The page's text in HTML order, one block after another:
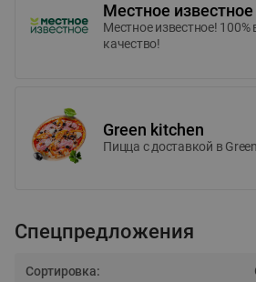
Местное известное
Местное известное! 100%
качество!
Green kitchen
Пицца c доставкой в Green
Спецпредложения
Сортировка: